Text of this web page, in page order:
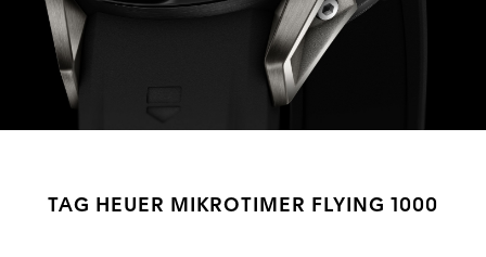
TAG HEUER MIKROTIMER FLYING 1000